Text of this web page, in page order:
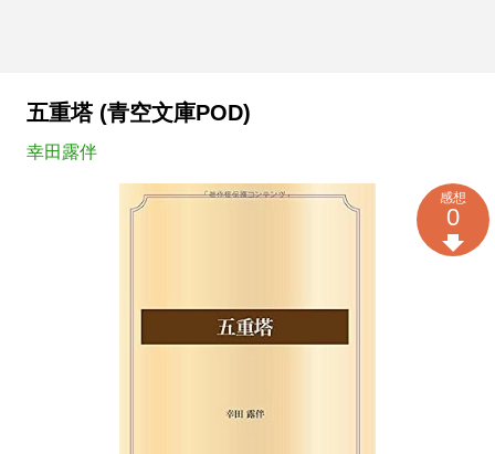
五重塔 (青空文庫POD)
幸田露伴
感想
0